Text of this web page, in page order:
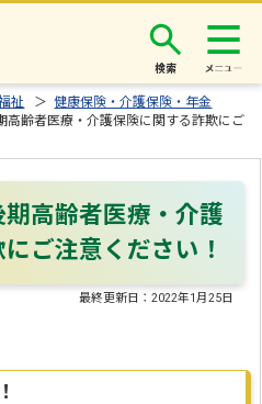
検索
祉 ＞健康保険・介護保険・年金
齢者医療・介護保険に関する詐欺にご
高齢者医療・介護
ご注意ください！
最終更新日：2022年1月25日